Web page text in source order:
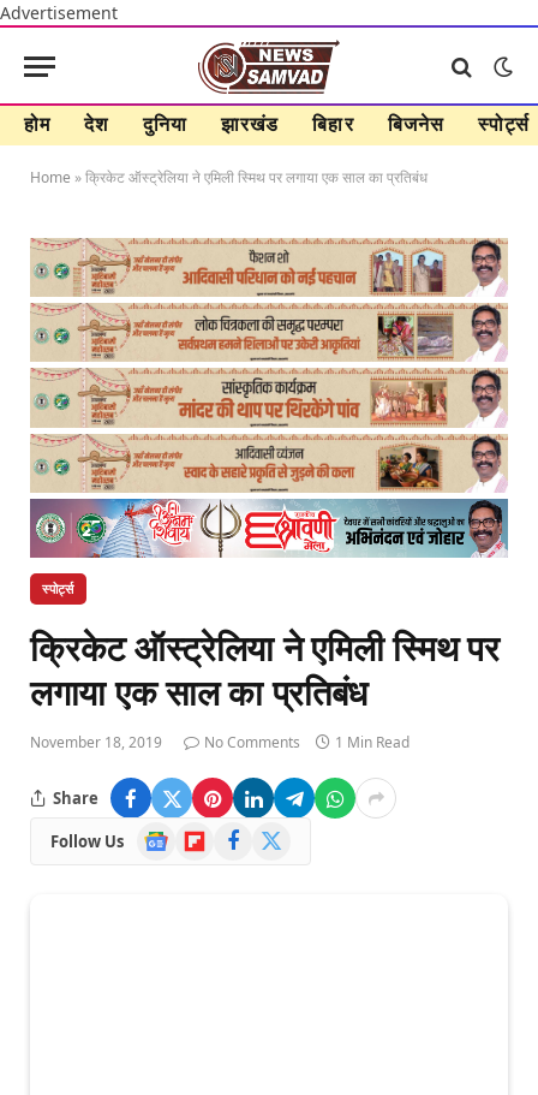
Advertisement
होम देश दुनिया झारखंड बिहार बिजनेस स्पोर्ट्स
Home »क्रिकेट ऑस्ट्रेलिया ने एमिली स्मिथ पर लगाया एक साल का प्रतिबंध
स्पोर्ट्स
क्रिकेट ऑस्ट्रेलिया ने एमिली स्मिथ पर
लगाया एक साल का प्रतिबंध
November 18, 2019 No Comments 1 Min Read
Share
Follow Us
Google
News
FlipboardFacebook